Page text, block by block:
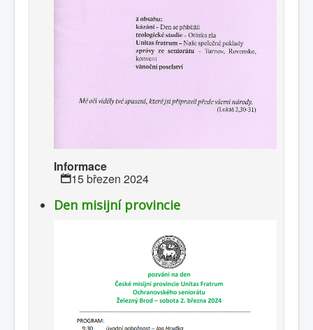
Informace
15 březen 2024
Den misijní provincie